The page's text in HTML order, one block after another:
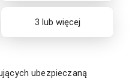
3 lub więcej
ubezpieczaną